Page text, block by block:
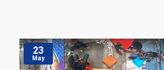
23
May